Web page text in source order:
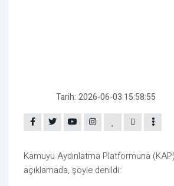
Tarih: 2026-06-03 15:58:55
Kamuyu Aydınlatma Platformuna
açıklamada, şöyle denildi: